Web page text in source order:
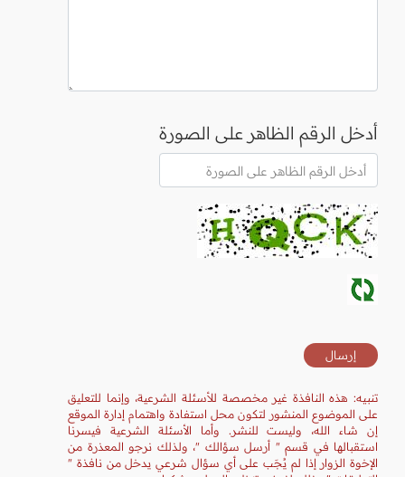
أدخل الرقم الظاهر على الصورة
تنبيه: هذه النافذة غير مخصصة للأسئلة الشرعية، وإنما للتعليق
على الموضوع المنشور لتكون محل استفادة واهتمام إدارة الموقع
إن شاء الله، وليست للنشر. وأما الأسئلة الشرعية فيسرنا
استقبالها في قسم " أرسل سؤالك "، ولذلك نرجو المعذرة من
الإخوة الزوار إذا لم يُجَب على أي سؤال شرعي يدخل من نافذة "